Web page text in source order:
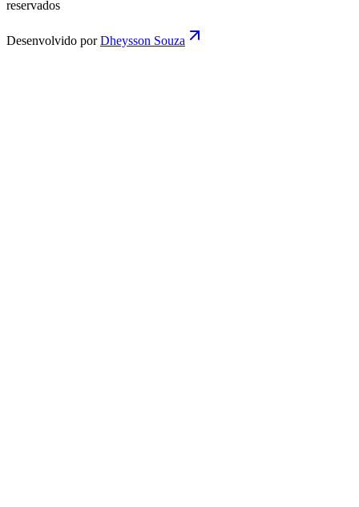
reservados
Desenvolvido por Dheysson Souza